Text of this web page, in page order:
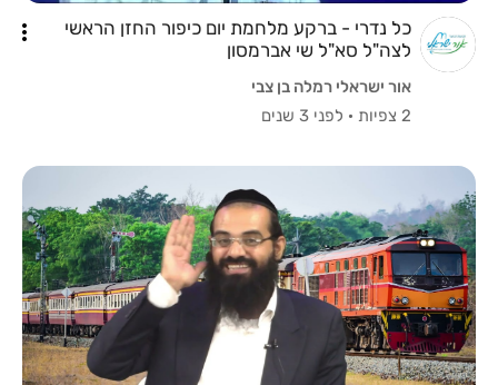
כל נדרי - ברקע מלחמת יום כיפור החזן הראשי
לצה"ל סא"ל שי אברמסון
אור ישראלי רמלה בן צבי
2 צפיות
· לפני 3 שנים